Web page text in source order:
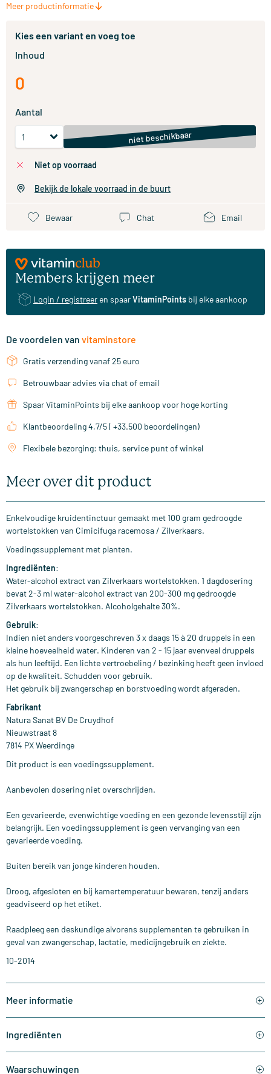
Meer productinformatie
Kies een variant en voeg toe
Inhoud
0
Aantal
niet beschikbaar
niet op voorraad
Bekijk de lokale voorraad in de buurt
Bewaar Chat Email
Members krijgen meer
Login / registreer en spaarVitaminPoints bij elke aankoop
De voordelen van vitaminstore
Gratis verzending vanaf 25 euro
Betrouwbaar advies via chat of email
Spaar VitaminPoints bij elke aankoop voor hoge korting
Klantbeoordeling 4,7/5 ( +33.500 beoordelingen)
Flexibele bezorging: thuis, service punt of winkel
Meer over dit product
Enkelvoudige kruidentinctuur gemaakt met 100 gram gedroogde
wortelstokken van Cimicifuga racemosa / Zilverkaars.
Voedingssupplement met planten.
Ingrediënten:
Water-alcohol extract van Zilverkaars wortelstokken. 1 dagdosering
bevat 2-3 ml water-alcohol extract van 200-300 mg gedroogde
Zilverkaars wortelstokken. Alcoholgehalte 30%.
Gebruik:
Indien niet anders voorgeschreven 3 x daags 15 à 20 druppels in een
kleine hoeveelheid water. Kinderen van 2 - 15 jaar evenveel druppels
als hun leeftijd. Een lichte vertroebeling / bezinking heeft geen invloed
op de kwaliteit. Schudden voor gebruik.
Het gebruik bij zwangerschap en borstvoeding wordt afgeraden.
Fabrikant
Natura Sanat BV De Cruydhof
Nieuwstraat 8
7814 PX Weerdinge
Dit product is een voedingssupplement.
Aanbevolen dosering niet overschrijden.
Een gevarieerde, evenwichtige voeding en een gezonde levensstijl zijn
belangrijk. Een voedingssupplement is geen vervanging van een
gevarieerde voeding.
Buiten bereik van jonge kinderen houden.
Droog, afgesloten en bij kamertemperatuur bewaren, tenzij anders
geadviseerd op het etiket.
Raadpleeg een deskundige alvorens supplementen te gebruiken in
geval van zwangerschap, lactatie, medicijngebruik en ziekte.
10-2014
Meer informatie
Ingrediënten
Waarschuwingen